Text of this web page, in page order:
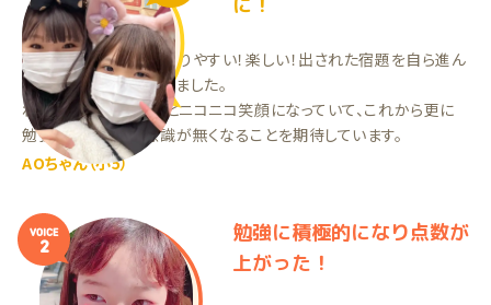
まだ2回目ですが、わかりやすい！楽しい！出された宿題を自ら進ん
でやっていてびっくりしました。
わかりやすかったー！とニコニコ笑顔になっていて、これから更に
勉強に対して苦手意識が無くなることを期待しています。
AOちゃん（小5）
VOICE
2
勉強に積極的になり点数が
上がった！